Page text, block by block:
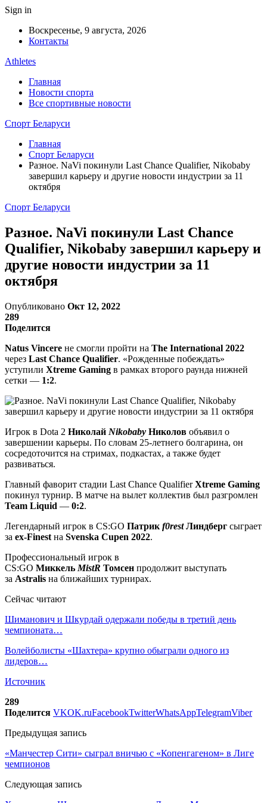
Sign in
Воскресенье, 9 августа, 2026
Контакты
Athletes
Главная
Новости спорта
Все спортивные новости
Спорт Беларуси
Главная
Спорт Беларуси
Разное. NaVi покинули Last Chance Qualifier, Nikobaby
завершил карьеру и другие новости индустрии за 11
октября
Спорт Беларуси
Разное. NaVi покинули Last Chance
Qualifier, Nikobaby завершил карьеру и
другие новости индустрии за 11
октября
Опубликовано Окт 12, 2022
289
Поделится
Natus Vincere не смогли пройти на The International 2022
через Last Chance Qualifier. «Рожденные побеждать»
уступили Xtreme Gaming в рамках второго раунда нижней
сетки — 1:2.
Игрок в Dota 2 Николай Nikobaby Николов объявил о
завершении карьеры. По словам 25-летнего болгарина, он
сосредоточится на стримах, подкастах, а также будет
развиваться.
Главный фаворит стадии Last Chance QualifierXtreme Gaming
покинул турнир. В матче на вылет коллектив был разгромлен
Team Liquid — 0:2.
Легендарный игрок в CS:GO Патрик f0restЛиндберг сыграет
за ex-Finest на Svenska Cupen 2022.
Профессиональный игрок в
CS:GO Миккель MistR Томсен продолжит выступать
за Astralis на ближайших турнирах.
Сейчас читают
Шиманович и Шкурдай одержали победы в третий день
чемпионата…
Волейболисты «Шахтера» крупно обыграли одного из
лидеров…
Источник
289
Поделится VKOK.ruFacebookTwitterWhatsAppTelegramViber
Предыдущая запись
«Манчестер Сити» сыграл вничью с «Копенгагеном» в Лиге
чемпионов
Следующая запись